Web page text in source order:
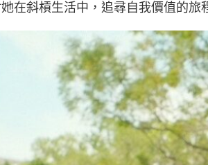
在斜槓生活中，追尋自我價值的旅